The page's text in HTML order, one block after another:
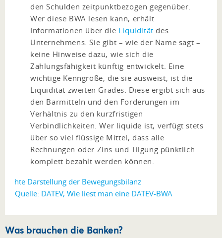
den Schulden zeitpunktbezogen gegenüber.
Wer diese BWA lesen kann, erhält
Informationen über die Liquidität des
Unternehmens. Sie gibt – wie der Name sagt –
keine Hinweise dazu, wie sich die
Zahlungsfähigkeit künftig entwickelt. Eine
wichtige Kenngröße, die sie ausweist, ist die
Liquidität zweiten Grades. Diese ergibt sich aus
den Barmitteln und den Forderungen im
Verhältnis zu den kurzfristigen
Verbindlichkeiten. Wer liquide ist, verfügt stets
über so viel flüssige Mittel, dass alle
Rechnungen oder Zins und Tilgung pünktlich
komplett bezahlt werden können.
Quelle: DATEV, Wie liest man eine DATEV-BWA
Was brauchen die Banken?